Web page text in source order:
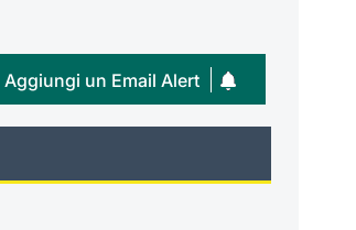
Aggiungi un Email Alert